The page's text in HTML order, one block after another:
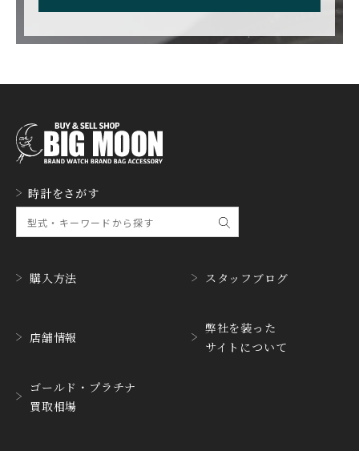
時計をさがす
購入方法
店舗情報
ゴールド・プラチナ
買取相場
スタッフブログ
弊社を装った
サイトについて